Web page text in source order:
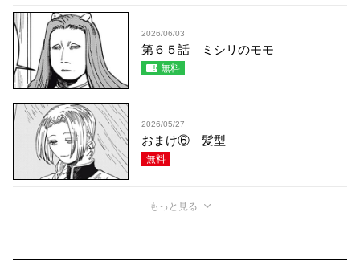
2026/06/03
第６５話 ミシリのモモ
無料
2026/05/27
おまけ⑥ 髪型
無料
もっと見る